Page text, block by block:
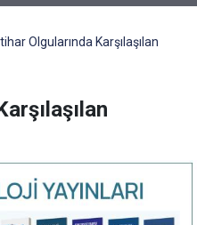
Olgularında Karşılaşılan